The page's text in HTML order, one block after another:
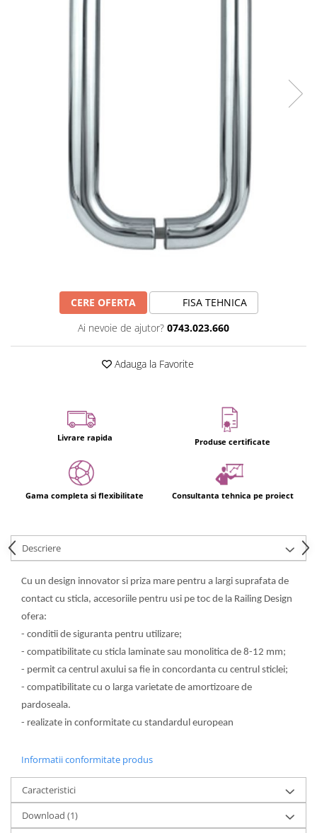
CERE OFERTA
FISA TEHNICA
Ai nevoie de ajutor? 0743.023.660
Adauga la Favorite
Livrare rapida Produse certificate
Gama completa si flexibilitate Consultanta tehnica pe proiect
Descriere
Cu un design innovator si priza mare pentru a largi suprafata de
contact cu sticla, accesoriile pentru usi pe toc de la Railing Design
ofera:
- conditii de siguranta pentru utilizare;
- compatibilitate cu sticla laminate sau monolitica de 8-12 mm;
- permit ca centrul axului sa fie in concordanta cu centrul sticlei;
- compatibilitate cu o larga varietate de amortizoare de
pardoseala.
- realizate in conformitate cu standardul european
Informatii conformitate produs
Caracteristici
Download (1)